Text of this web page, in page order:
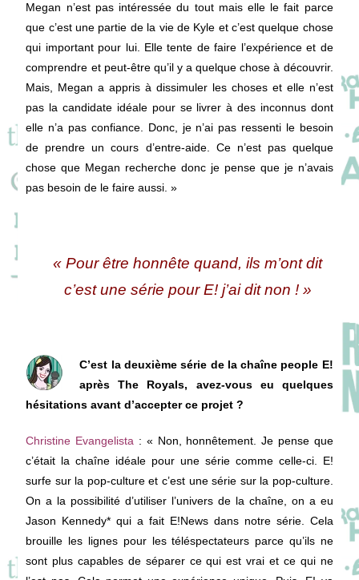
Megan n’est pas intéressée du tout mais elle le fait parce
que c’est une partie de la vie de Kyle et c’est quelque chose
qui important pour lui. Elle tente de faire l’expérience et de
comprendre et peut-être qu’il y a quelque chose à découvrir.
Mais, Megan a appris à dissimuler les choses et elle n’est
pas la candidate idéale pour se livrer à des inconnus dont
elle n’a pas confiance. Donc, je n’ai pas ressenti le besoin
de prendre un cours d’entre-aide. Ce n’est pas quelque
chose que Megan recherche donc je pense que je n’avais
pas besoin de le faire aussi. »
« Pour être honnête quand, ils m’ont dit
c’est une série pour E! j’ai dit non ! »
C’est la deuxième série de la chaîne people E!
après The Royals, avez-vous eu quelques
hésitations avant d’accepter ce projet ?
Christine Evangelista : « Non, honnêtement. Je pense que
c’était la chaîne idéale pour une série comme celle-ci. E!
surfe sur la pop-culture et c’est une série sur la pop-culture.
On a la possibilité d’utiliser l’univers de la chaîne, on a eu
Jason Kennedy* qui a fait E!News dans notre série. Cela
brouille les lignes pour les téléspectateurs parce qu’ils ne
sont plus capables de séparer ce qui est vrai et ce qui ne